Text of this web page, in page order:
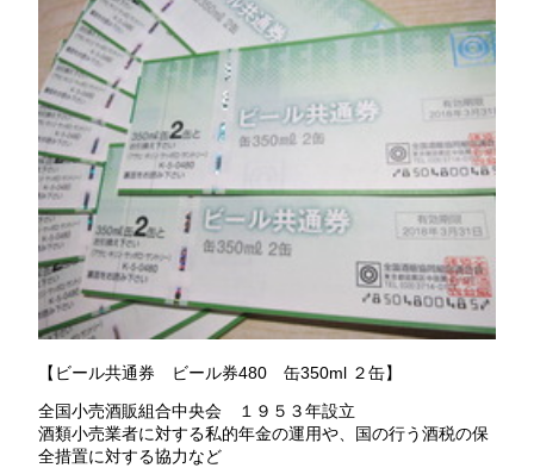
【ビール共通券 ビール券480 缶350ml ２缶】
全国小売酒販組合中央会 １９５３年設立
酒類小売業者に対する私的年金の運用や、国の行う酒税の保
全措置に対する協力など